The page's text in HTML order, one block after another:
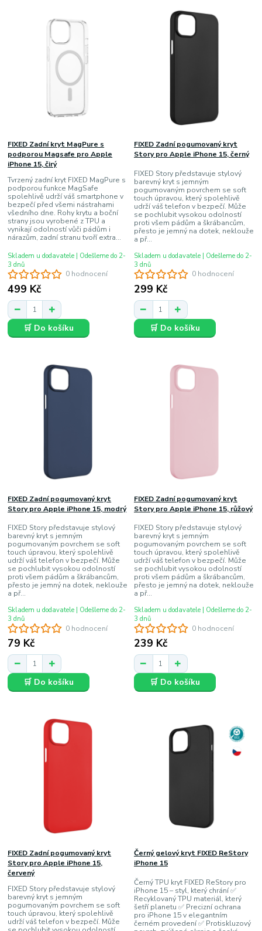
0 hodnocení
FIXED Zadní kryt MagPure s
podporou Magsafe pro Apple
iPhone 15, čirý
Tvrzený zadní kryt FIXED MagPure s
podporou funkce MagSafe
spolehlivě udrží váš smartphone v
bezpečí před všemi nástrahami
všedního dne. Rohy krytu a boční
strany jsou vyrobené z TPU a
vynikají odolností vůči pádům i
nárazům, zadní stranu tvoří extra...
499 Kč
Skladem u dodavatele | Odešleme do 2-
3 dnů
🛒 Do košíku
0 hodnocení
FIXED Zadní pogumovaný kryt
Story pro Apple iPhone 15, černý
FIXED Story představuje stylový
barevný kryt s jemným
pogumovaným povrchem se soft
touch úpravou, který spolehlivě
udrží váš telefon v bezpečí. Může
se pochlubit vysokou odolností
proti všem pádům a škrábancům,
přesto je jemný na dotek, neklouže
a př...
299 Kč
Skladem u dodavatele | Odešleme do 2-
3 dnů
🛒 Do košíku
0 hodnocení
FIXED Zadní pogumovaný kryt
Story pro Apple iPhone 15, modrý
FIXED Story představuje stylový
barevný kryt s jemným
pogumovaným povrchem se soft
touch úpravou, který spolehlivě
udrží váš telefon v bezpečí. Může
se pochlubit vysokou odolností
proti všem pádům a škrábancům,
přesto je jemný na dotek, neklouže
a př...
79 Kč
Skladem u dodavatele | Odešleme do 2-
3 dnů
🛒 Do košíku
0 hodnocení
FIXED Zadní pogumovaný kryt
Story pro Apple iPhone 15, růžový
FIXED Story představuje stylový
barevný kryt s jemným
pogumovaným povrchem se soft
touch úpravou, který spolehlivě
udrží váš telefon v bezpečí. Může
se pochlubit vysokou odolností
proti všem pádům a škrábancům,
přesto je jemný na dotek, neklouže
a př...
239 Kč
Skladem u dodavatele | Odešleme do 2-
3 dnů
🛒 Do košíku
FIXED Zadní pogumovaný kryt
Story pro Apple iPhone 15,
červený
FIXED Story představuje stylový
barevný kryt s jemným
pogumovaným povrchem se soft
touch úpravou, který spolehlivě
udrží váš telefon v bezpečí. Může
Černý gelový kryt FIXED ReStory
iPhone 15
Černý TPU kryt FIXED ReStory pro
iPhone 15 – styl, který chrání ✅
Recyklovaný TPU materiál, který
šetří planetu ✅ Precizní ochrana
pro iPhone 15 v elegantním
černém provedení ✅ Protiskluzový